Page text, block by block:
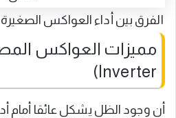
الفرق بين أداء العواكس
Inverter)
أن وجود الظل يشكل عائقا أمام